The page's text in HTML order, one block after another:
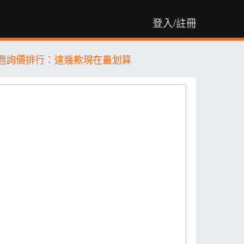
登入/註冊
詢價排行：這幾款現在最划算